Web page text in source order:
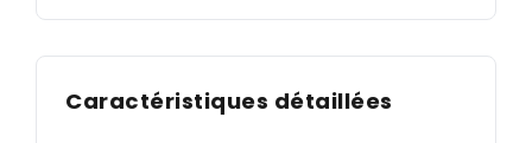
Cuisine
Caractéristiques détaillées